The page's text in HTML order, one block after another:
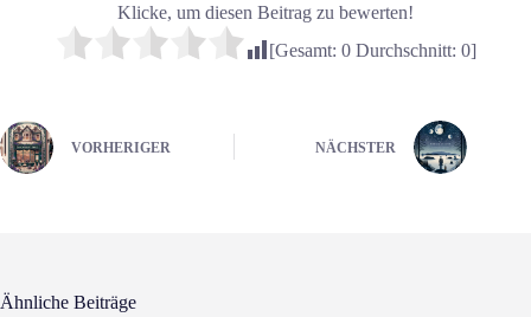
Klicke, um diesen Beitrag zu bewerten!
[Gesamt: 0Durchschnitt: 0]
VORHERIGER NÄCHSTER
Ähnliche Beiträge